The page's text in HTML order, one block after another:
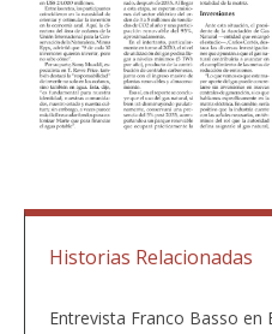
Historias Relacionadas
Entrevista Franco Basso en